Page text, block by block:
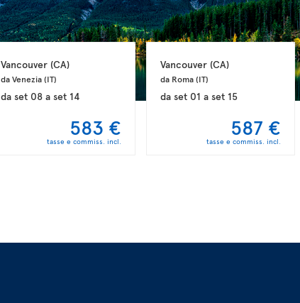
Vancouver (CA)
da Venezia (IT)
daset 08 aset 14
583 €
tasse e commiss. incl.
Vancouver (CA)
da Roma (IT)
daset 01 aset 15
587 €
tasse e commiss. incl.